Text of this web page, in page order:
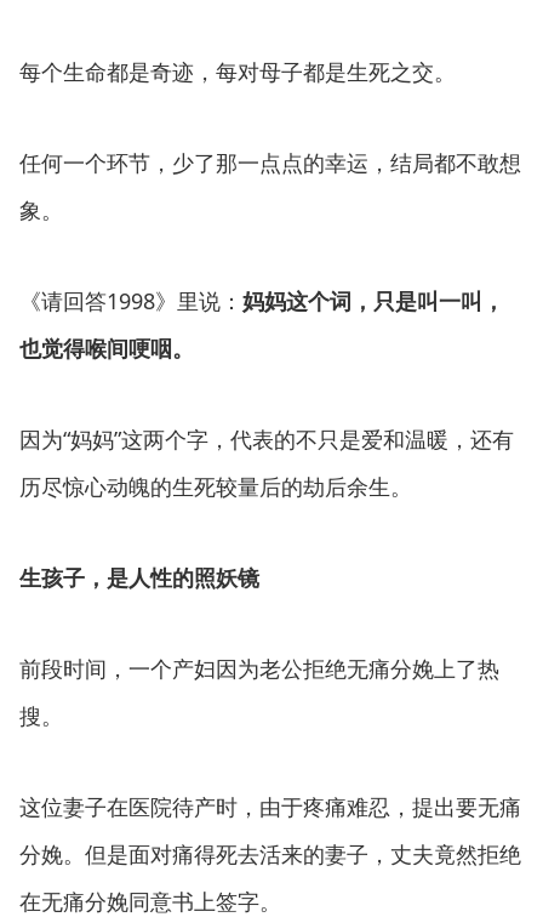
每个生命都是奇迹，每对母子都是生死之交。
任何一个环节，少了那一点点的幸运，结局都不敢想
象。
《请回答1998》里说： 妈妈这个词，只是叫一叫，
也觉得喉间哽咽。
因为“妈妈”这两个字，代表的不只是爱和温暖，还有
历尽惊心动魄的生死较量后的劫后余生。
生孩子，是人性的照妖镜
前段时间，一个产妇因为老公拒绝无痛分娩上了热
搜。
这位妻子在医院待产时，由于疼痛难忍，提出要无痛
分娩。但是面对痛得死去活来的妻子，丈夫竟然拒绝
在无痛分娩同意书上签字。